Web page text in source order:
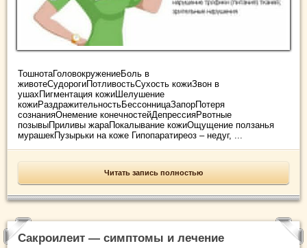
ТошнотаГоловокружениеБоль в
животеСудорогиПотливостьСухость кожиЗвон в
ушахПигментация кожиШелушение
кожиРаздражительностьБессонницаЗапорПотеря
сознанияОнемение конечностейДепрессияРвотные
позывыПриливы жараПокалывание кожиОщущение ползанья
мурашекПузырьки на коже Гипопаратиреоз – недуг, ...
Читать запись полностью
Сакроилеит — симптомы и лечение